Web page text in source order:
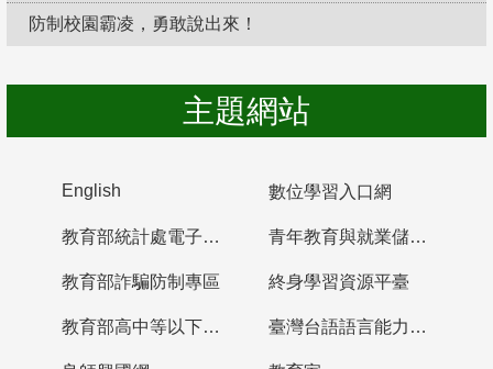
防制校園霸凌，勇敢說出來！
主題網站
English 數位學習入口網
教育部統計處電子書櫃 青年教育與就業儲蓄帳戶
教育部詐騙防制專區 終身學習資源平臺
教育部高中等以下學校及幼兒園教師資格檢定考試 臺灣台語語言能力認證網站